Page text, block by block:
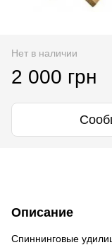
Нет в наличии
2 000 грн
Описание
Спиннинговые